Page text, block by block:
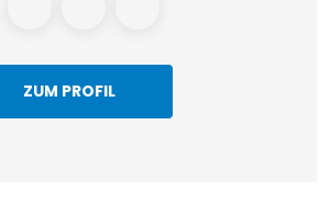
ZUM PROFIL